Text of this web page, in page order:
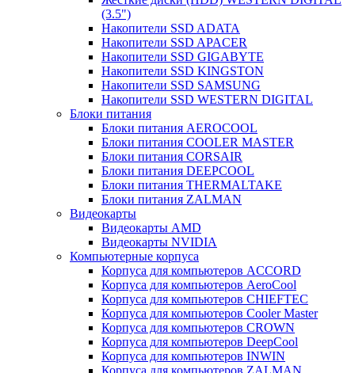
(3.5")
Накопители SSD ADATA
Накопители SSD APACER
Накопители SSD GIGABYTE
Накопители SSD KINGSTON
Накопители SSD SAMSUNG
Накопители SSD WESTERN DIGITAL
Блоки питания
Блоки питания AEROCOOL
Блоки питания COOLER MASTER
Блоки питания CORSAIR
Блоки питания DEEPCOOL
Блоки питания THERMALTAKE
Блоки питания ZALMAN
Видеокарты
Видеокарты AMD
Видеокарты NVIDIA
Компьютерные корпуса
Корпуса для компьютеров ACCORD
Корпуса для компьютеров AeroCool
Корпуса для компьютеров CHIEFTEC
Корпуса для компьютеров Cooler Master
Корпуса для компьютеров CROWN
Корпуса для компьютеров DeepCool
Корпуса для компьютеров INWIN
Корпуса для компьютеров ZALMAN